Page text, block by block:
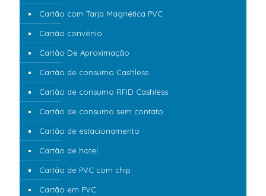
Cartão com Tarja Magnética PVC
Cartão convênio
Cartão De Aproximação
Cartão de consumo Cashless
Cartão de consumo RFID Cashless
Cartão de consumo sem contato
Cartão de estacionamento
Cartão de hotel
Cartão de PVC com chip
Cartão em PVC